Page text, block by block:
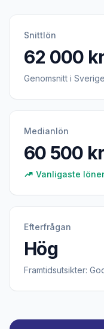
Snittlön
62 000
Genomsnitt i Sverige
Medianlön
60 500 kr
Vanligaste
Efterfrågan
Hög
Framtidsutsikter: